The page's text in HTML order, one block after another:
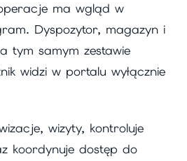
ma wgląd w
Dyspozytor, magazyn i
tym samym zestawie
widzi w portalu wyłącznie
wizyty, kontroluje
koordynuje dostęp do